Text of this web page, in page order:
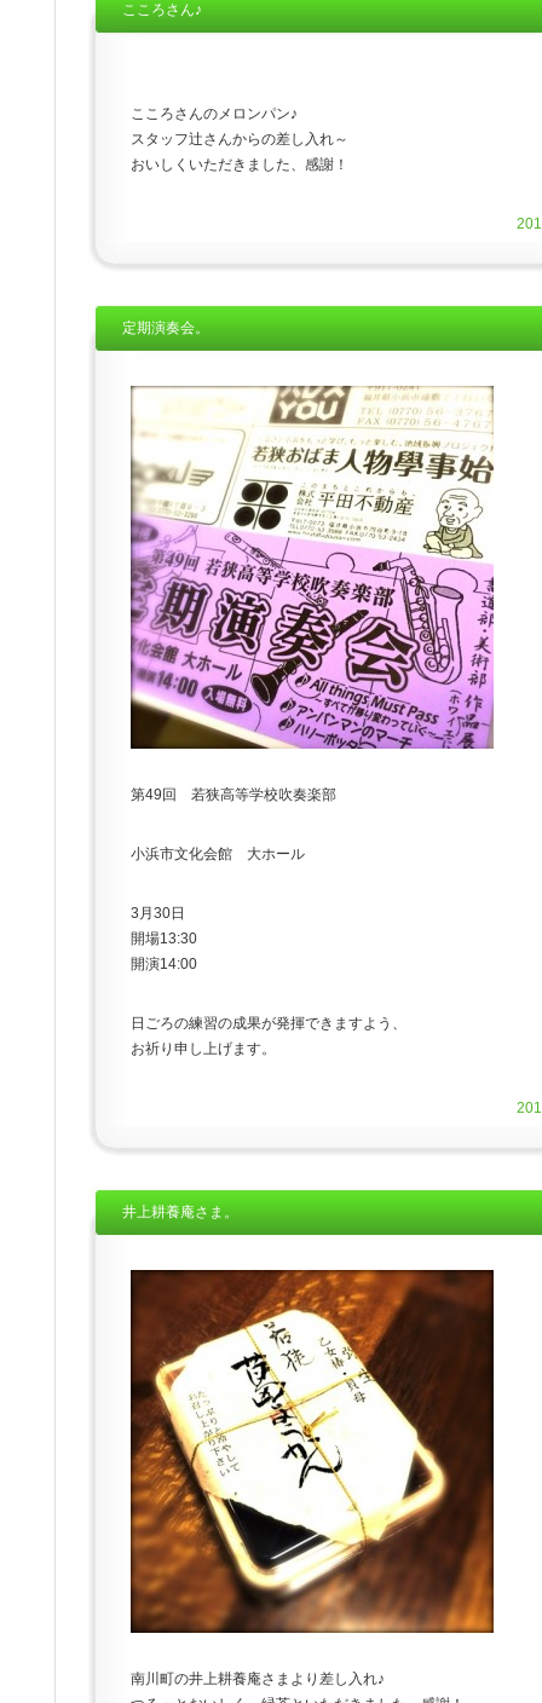
こころさん♪
こころさんのメロンパン♪
スタッフ辻さんからの差し入れ～
おいしくいただきました、感謝！
定期演奏会。
第49回 若狭高等学校吹奏楽部
小浜市文化会館 大ホール
3月30日
開場13:30
開演14:00
日ごろの練習の成果が発揮できますよう、
お祈り申し上げます。
井上耕養庵さま。
南川町の井上耕養庵さまより差し入れ♪